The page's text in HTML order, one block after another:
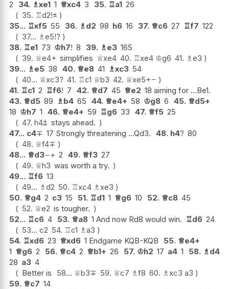
2
34. ♗xe1 1 ♕xc4 3 35. ♖a1 26
35. ♖d2!±
35... ♖xf5 55 36. ♗d2 98 h6 16 37. ♕c6 27 ♖f7 122
37... ♗e5!?
38. ♖e1 73 ♔h7! 8 39. ♗e3 165
39. ♕e4+ simplifies ♕xe4 40. ♖xe4 ♔g6 41. ♗e3
39... ♗e5 38 40. ♕e8 41 ♗xc3 54
40... ♕xc3? 41. ♖c1 ♕b3 42. ♕xe5+−
41. ♖c1 2 ♖f6! 7 42. ♕d7 45 ♕e2 18 aiming for ...Be1.
43. ♕d5 89 ♗b4 65 44. ♕e4+ 58 ♔g8 6 45. ♕d5+
18 ♔h7 1 46. ♕e4+ 59 ♖g6 33 47. ♕f5 25
47. h4⩲ stays ahead.
47... c4∓ 17 Strongly threatening ...Qd3. 48. h4? 80
48. ♕f4∓
48... ♕d3−+ 2 49. ♕f3 27
49. ♕h3 was worth a try.
49... ♖f6 13
49... ♗d2 50. ♖xc4 ♗xe3
50. ♕g4 2 c3 15 51. ♖d1 1 ♕g6 10 52. ♕c8 45
52. ♕e2 is tougher.
52... ♖c6 4 53. ♕a8 1 And now Rd8 would win. ♖d6 24
53... c2 54. ♖c1 ♗a3
54. ♖xd6 23 ♕xd6 1 Endgame KQB-KQB 55. ♕e4+
1 ♕g6 2 56. ♕c4 2 ♕b1+ 26 57. ♔h2 17 a4 1 58. ♗d4
28 a3 4
Better is
58... ♕b3∓ 59. ♕c7 ♗f8 60. ♗xc3 a3
59. ♕c7 14